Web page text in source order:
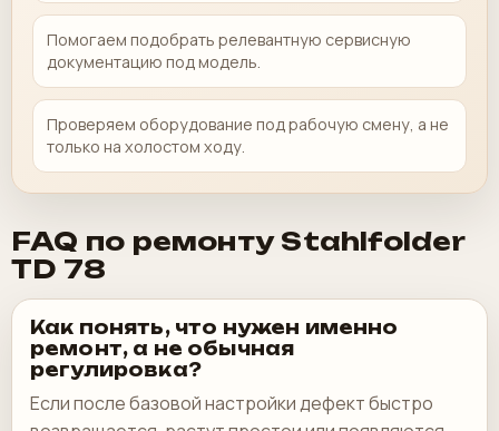
Помогаем подобрать релевантную сервисную
документацию под модель.
Проверяем оборудование под рабочую смену, а не
только на холостом ходу.
FAQ по ремонту Stahlfolder
TD 78
Как понять, что нужен именно
ремонт, а не обычная
регулировка?
Если после базовой настройки дефект быстро